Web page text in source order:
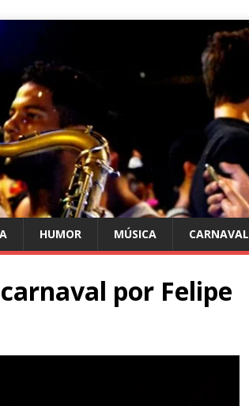
HUMOR MÚSICA CARNAVAL
por Felipe